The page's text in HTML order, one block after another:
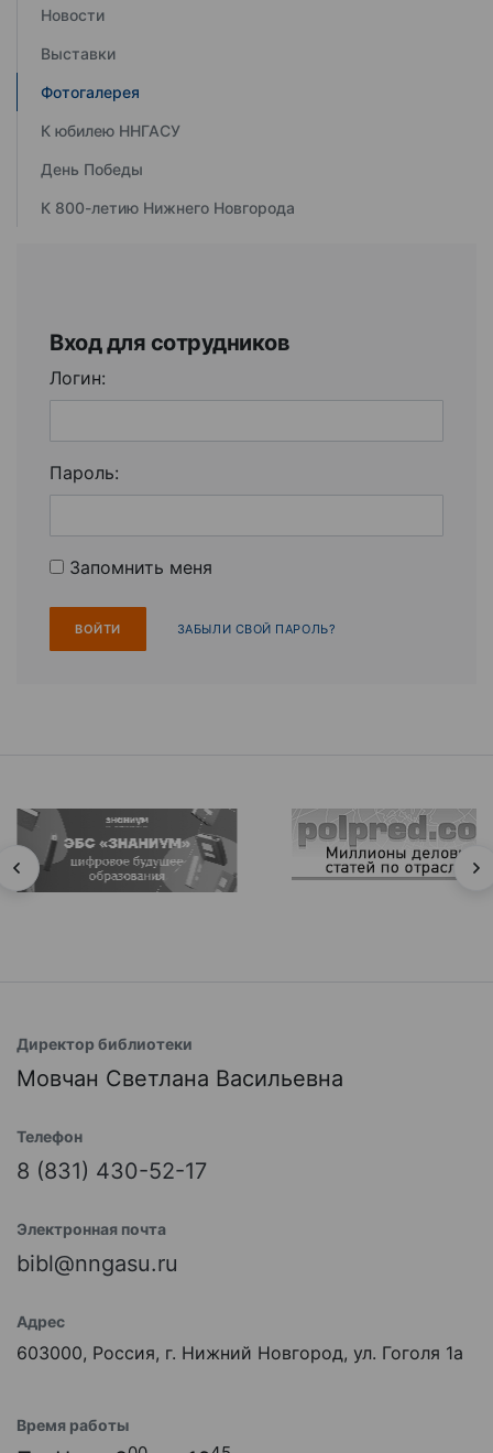
Новости
Выставки
Фотогалерея
К юбилею ННГАСУ
День Победы
К 800-летию Нижнего Новгорода
Вход для сотрудников
Логин:
Пароль:
Запомнить меня
ЗАБЫЛИ СВОЙ ПАРОЛЬ?
Директор библиотеки
Мовчан Светлана Васильевна
Телефон
8 (831) 430-52-17
Электронная почта
bibl@nngasu.ru
Адрес
603000, Россия, г. Нижний Новгород, ул. Гоголя 1а
Время работы